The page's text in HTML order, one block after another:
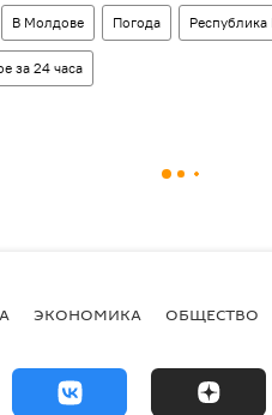
В Молдове Погода
за 24 часа
ЭКОНОМИКА ОБЩЕСТВО